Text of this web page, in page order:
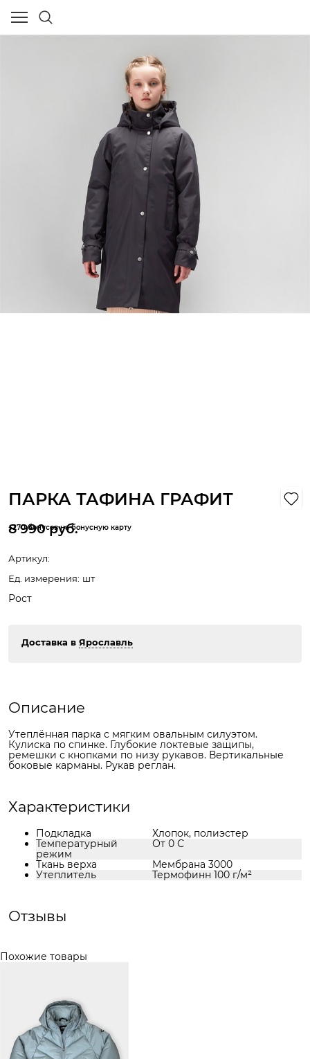
ПАРКА ТАФИНА ГРАФИТ
8 990 руб.
+270 бонусов на бонусную карту
Артикул:
Ед. измерения: шт
Рост
Доставка в Ярославль
Описание
Утеплённая парка с мягким овальным силуэтом.
Кулиска по спинке. Глубокие локтевые защипы,
ремешки с кнопками по низу рукавов. Вертикальные
боковые карманы. Рукав реглан.
Характеристики
Подкладка
Хлопок, полиэстер
Температурный
режим
От 0 С
Ткань верха
Мембрана 3000
Утеплитель
Термофинн 100 г/м²
Отзывы
Похожие товары